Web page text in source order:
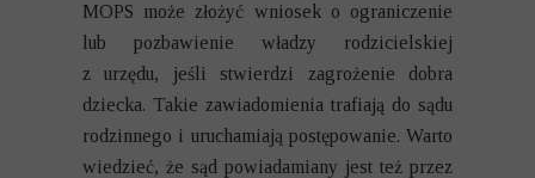
MOPS może złożyć wniosek o ograniczenie
lub pozbawienie władzy rodzicielskiej
z urzędu, jeśli stwierdzi zagrożenie dobra
dziecka. Takie zawiadomienia trafiają do sądu
rodzinnego i uruchamiają postępowanie. Warto
wiedzieć, że sąd powiadamiany jest też przez